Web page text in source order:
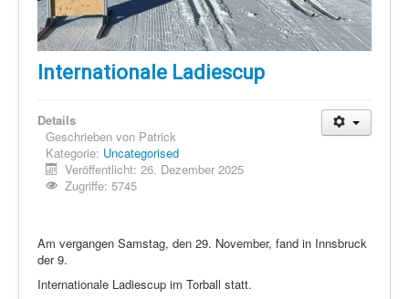
Internationale Ladiescup
Details
Geschrieben von Patrick
Kategorie: Uncategorised
Veröffentlicht: 26. Dezember 2025
Zugriffe: 5745
Am vergangen Samstag, den 29. November, fand in Innsbruck
der 9.
Internationale Ladiescup im Torball statt.